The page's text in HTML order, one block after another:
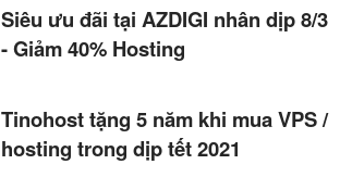
Siêu ưu đãi tại AZDIGI nhân dịp 8/3
- Giảm 40% Hosting
Tinohost tặng 5 năm khi mua VPS /
hosting trong dịp tết 2021